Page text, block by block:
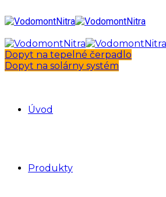
Dopyt na tepelné čerpadlo
Dopyt na solárny systém
Úvod
Produkty